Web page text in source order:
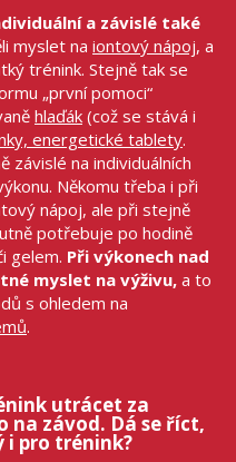
a závislé také
myslet na iontový nápoj, a
trénink. Stejně tak se
„první pomoci“
hlaďák (což se stává i
energetické tablety.
závislé na individuálních
Někomu třeba i při
nápoj, ale při stejně
potřebuje po hodině
gelem. Při výkonech nad
myslet na výživu, a to
s ohledem na
.
utrácet za
závod. Dá se říct,
i pro trénink?